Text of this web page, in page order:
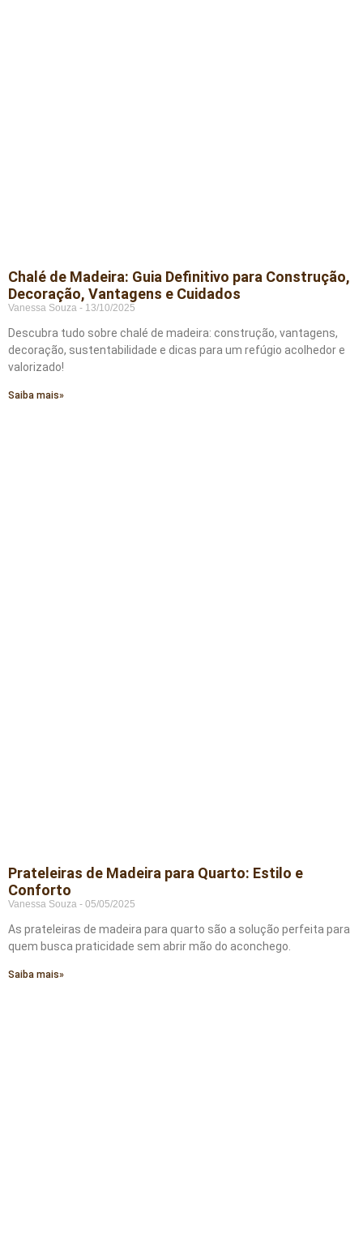
Chalé de Madeira: Guia Definitivo para Construção,
Decoração, Vantagens e Cuidados
Vanessa Souza 13/10/2025
Descubra tudo sobre chalé de madeira: construção, vantagens,
decoração, sustentabilidade e dicas para um refúgio acolhedor e
valorizado!
Saiba mais»
Prateleiras de Madeira para Quarto: Estilo e
Conforto
Vanessa Souza 05/05/2025
As prateleiras de madeira para quarto são a solução perfeita para
quem busca praticidade sem abrir mão do aconchego.
Saiba mais»